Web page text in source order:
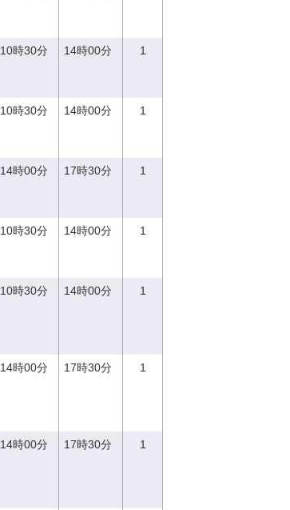
10時30分 14時00分 1
10時30分 14時00分 1
14時00分 17時30分 1
10時30分 14時00分 1
10時30分 14時00分 1
14時00分 17時30分 1
14時00分 17時30分 1